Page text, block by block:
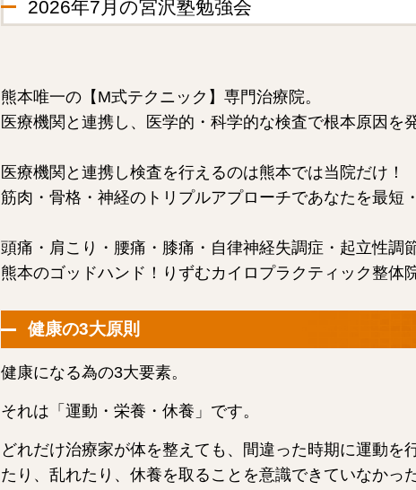
2026年7月の宮沢塾勉強会
熊本唯一の【M式テクニック】専門治療院。
医療機関と連携し、医学的・科学的な検査で根本原因を
医療機関と連携し検査を行えるのは熊本では当院だけ！
筋肉・骨格・神経のトリプルアプローチであなたを最短
頭痛・肩こり・腰痛・膝痛・自律神経失調症・起立性調
熊本のゴッドハンド！りずむカイロプラクティック整体
健康の3大原則
健康になる為の3大要素。
それは「運動・栄養・休養」です。
どれだけ治療家が体を整えても、間違った時期に運動を
たり、乱れたり、休養を取ることを意識できていなかっ